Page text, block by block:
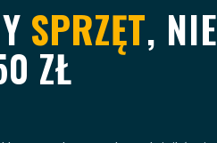
SPRZĘT, NIE
ZŁ